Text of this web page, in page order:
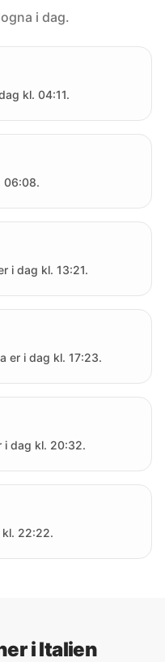
i dag.
kl. 04:11.
06:08.
i dag kl. 13:21.
er i dag kl. 17:23.
i dag kl. 20:32.
kl. 22:22.
i Italien